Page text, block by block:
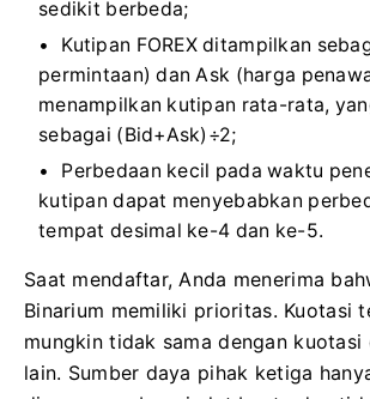
sedikit berbeda;
Kutipan FOREX ditampilkan
permintaan) dan Ask (harga
menampilkan kutipan rata-rata,
sebagai (Bid+Ask)÷2;
Perbedaan kecil pada waktu
kutipan dapat menyebabkan
tempat desimal ke-4 dan ke-5.
Saat mendaftar, Anda menerima
Binarium memiliki prioritas. Kuotasi
mungkin tidak sama dengan kuotasi
lain. Sumber daya pihak ketiga